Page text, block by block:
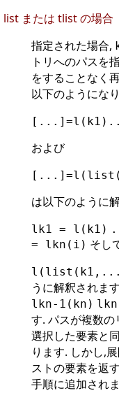
list または tlist の場合
指定された場合,
トリへのパスを
をすることなく
以下のようにな
および
は以下のように
lk1 = l(k1)
= lkn(i) そし
うに解釈されま
lkn-1(kn)
す. パスが複数
選択した要素と
ります. しかし,
ストの要素を返
手順に追加され